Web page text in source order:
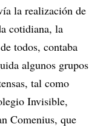
la realización de
cotidiana, la
todos, contaba
algunos grupos
tal como
Invisible,
Comenius, que